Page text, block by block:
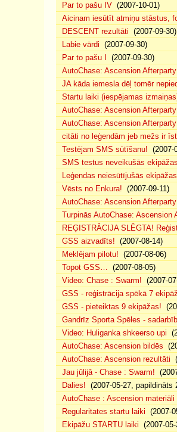
Par to pašu IV (2007-10-01)
Aicinam iesūtīt atmiņu stāstus,
DESCENT rezultāti (2007-09-30)
Labie vārdi (2007-09-30)
Par to pašu I
(2007-09-30)
AutoChase: Ascension
JA kāda iemesla dēļ tomēr
Startu laiki (iespējamas
AutoChase: Ascension
AutoChase: Ascension
citāti no leģendām jeb mežs ir
Testējam SMS sūtīšanu! (2007-
SMS testus neveikušās
Leģendas neiesūtījušās ekipāžas
Vēsts no Enkura! (2007-09-11)
AutoChase: Ascension
Turpinās AutoChase: Ascension
REĢISTRĀCIJA SLĒGTA!
GSS aizvadīts! (2007-08-14)
Meklējam pilotu! (2007-08-06)
Topot GSS… (2007-08-05)
Video: Chase : Swarm! (2007-
GSS - reģistrācija spēkā 7
GSS - pieteiktas 9 ekipāžas!
Gandrīz Sporta Spēles -
Video: Huliganka shkeerso upi
AutoChase: Ascension bildēs
AutoChase: Ascension rezultāti
Jau jūlijā - Chase : Swarm!
Dalies! (2007-05-27, papildināts
AutoChase : Ascension materiāli
Regularitates startu laiki (2007-
Ekipāžu STARTU laiki (2007-